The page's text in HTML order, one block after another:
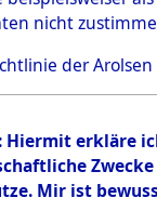
nicht
der Arolsen
erkläre
Mir ist